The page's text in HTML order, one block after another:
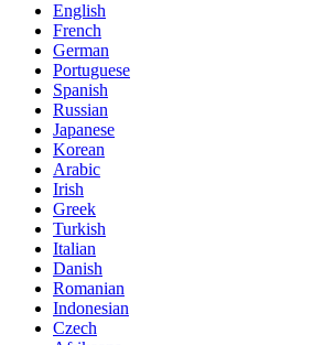
English
French
German
Portuguese
Spanish
Russian
Japanese
Korean
Arabic
Irish
Greek
Turkish
Italian
Danish
Romanian
Indonesian
Czech